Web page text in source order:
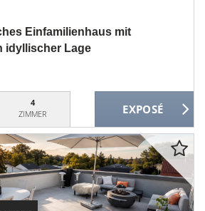
Einfamilienhaus mit
idyllischer Lage
4
ZIMMER